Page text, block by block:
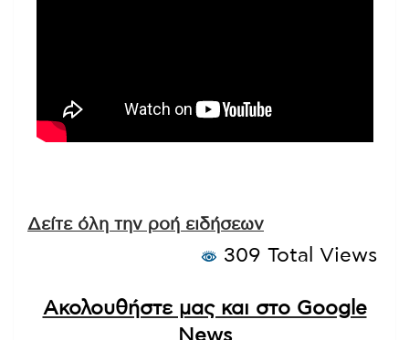
Δείτε όλη την ροή ειδήσεων
309 Total Views
Ακολουθήστε μας και στο Google
News